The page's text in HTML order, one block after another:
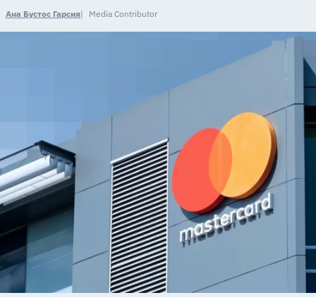
Ана Бустос Гарсия Media Contributor